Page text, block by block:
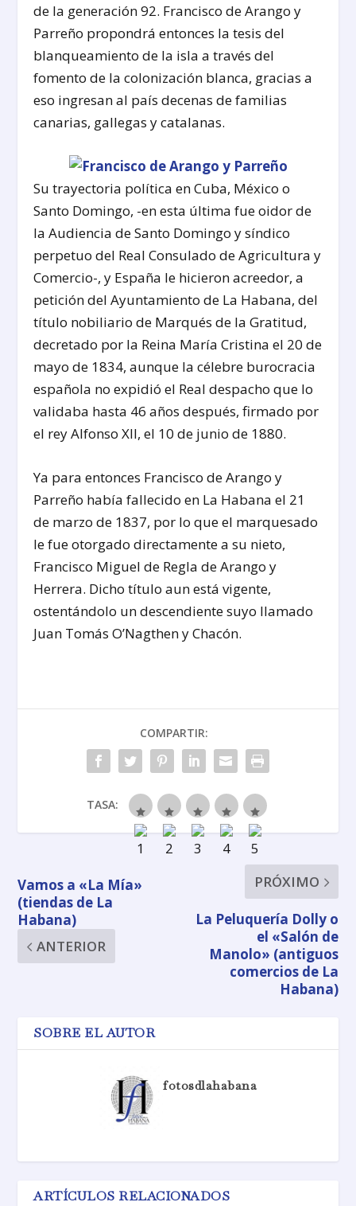
de la generación 92. Francisco de Arango y
Parreño propondrá entonces la tesis del
blanqueamiento de la isla a través del
fomento de la colonización blanca, gracias a
eso ingresan al país decenas de familias
canarias, gallegas y catalanas.
Su trayectoria política en Cuba, México o
Santo Domingo, -en esta última fue oidor de
la Audiencia de Santo Domingo y síndico
perpetuo del Real Consulado de Agricultura y
Comercio-, y España le hicieron acreedor, a
petición del Ayuntamiento de La Habana, del
título nobiliario de Marqués de la Gratitud,
decretado por la Reina María Cristina el 20 de
mayo de 1834, aunque la célebre burocracia
española no expidió el Real despacho que lo
validaba hasta 46 años después, firmado por
el rey Alfonso XII, el 10 de junio de 1880.
Ya para entonces Francisco de Arango y
Parreño había fallecido en La Habana el 21
de marzo de 1837, por lo que el marquesado
le fue otorgado directamente a su nieto,
Francisco Miguel de Regla de Arango y
Herrera. Dicho título aun está vigente,
ostentándolo un descendiente suyo llamado
Juan Tomás O’Nagthen y Chacón.
COMPARTIR:
TASA:
Vamos a «La Mía»
(tiendas de La
Habana)
ANTERIOR
PRÓXIMO
La Peluquería Dolly o
el «Salón de
Manolo» (antiguos
comercios de La
Habana)
SOBRE EL AUTOR
fotosdlahabana
ARTÍCULOS RELACIONADOS